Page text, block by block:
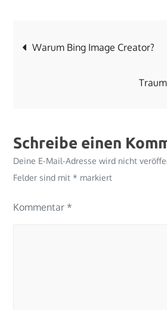
Warum Bing Image Creator?
Schreibe einen
Deine E-Mail-Adresse wird nicht
Felder sind mit* markiert
Kommentar *